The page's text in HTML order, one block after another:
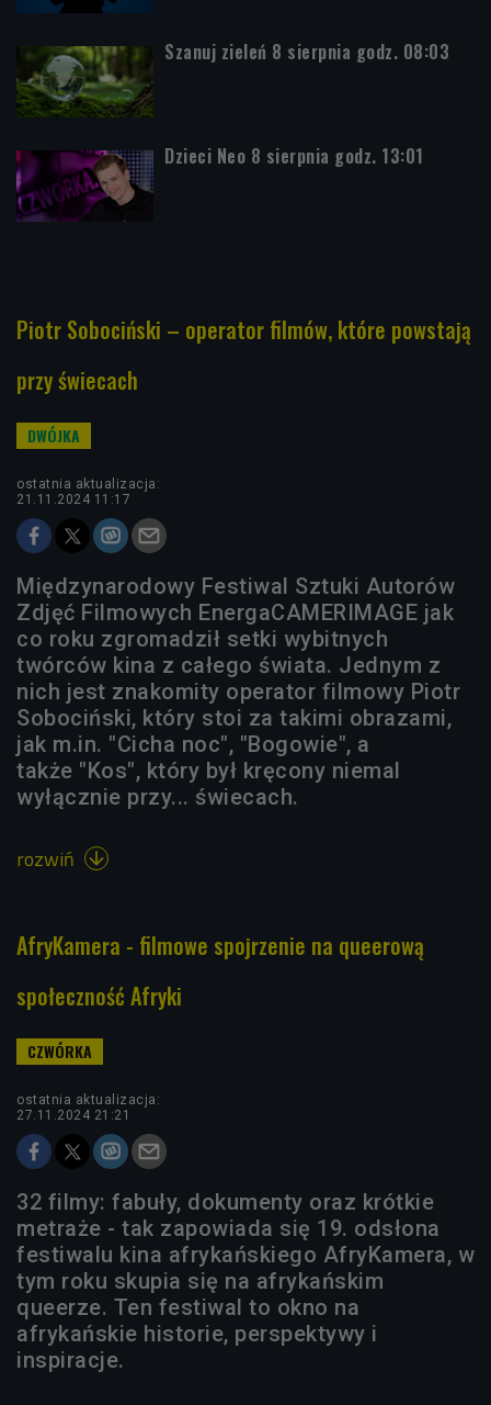
Szanuj zieleń 8 sierpnia godz. 08:03
Dzieci Neo 8 sierpnia godz. 13:01
Piotr Sobociński – operator filmów, które powstają
przy świecach
ostatnia aktualizacja:
21.11.2024 11:17
Międzynarodowy Festiwal Sztuki Autorów
Zdjęć Filmowych EnergaCAMERIMAGE jak
co roku zgromadził setki wybitnych
twórców kina z całego świata. Jednym z
nich jest znakomity operator filmowy Piotr
Sobociński, który stoi za takimi obrazami,
jak m.in. "Cicha noc", "Bogowie", a
także "Kos", który był kręcony niemal
wyłącznie przy... świecach.
rozwiń 
AfryKamera - filmowe spojrzenie na queerową
społeczność Afryki
ostatnia aktualizacja:
27.11.2024 21:21
32 filmy: fabuły, dokumenty oraz krótkie
metraże - tak zapowiada się 19. odsłona
festiwalu kina afrykańskiego AfryKamera, w
tym roku skupia się na afrykańskim
queerze. Ten festiwal to okno na
afrykańskie historie, perspektywy i
inspiracje.